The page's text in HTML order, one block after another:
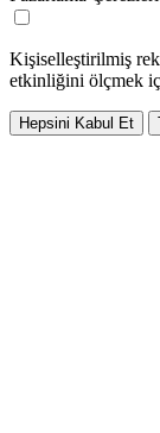
Kişiselleştirilmiş
etkinliğini ölçmek
Hepsini Kabul Et